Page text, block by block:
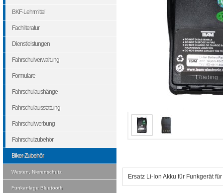
Loading...
Ersatz Li-Ion Akku für Funkgerät
BKF-Lehrmittel
Fachliteratur
Dienstleistungen
Fahrschulverwaltung
Formulare
Fahrschulaushänge
Fahrschulausstattung
Fahrschulwerbung
Fahrschulzubehör
Biker-Zubehör
Westen, Nierenschutz
Funkanlage Bluetooth